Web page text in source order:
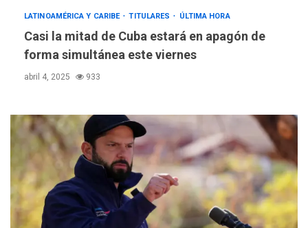
LATINOAMÉRICA Y CARIBE TITULARES ÚLTIMA HORA
Casi la mitad de Cuba estará en apagón de
forma simultánea este viernes
abril 4, 2025 933